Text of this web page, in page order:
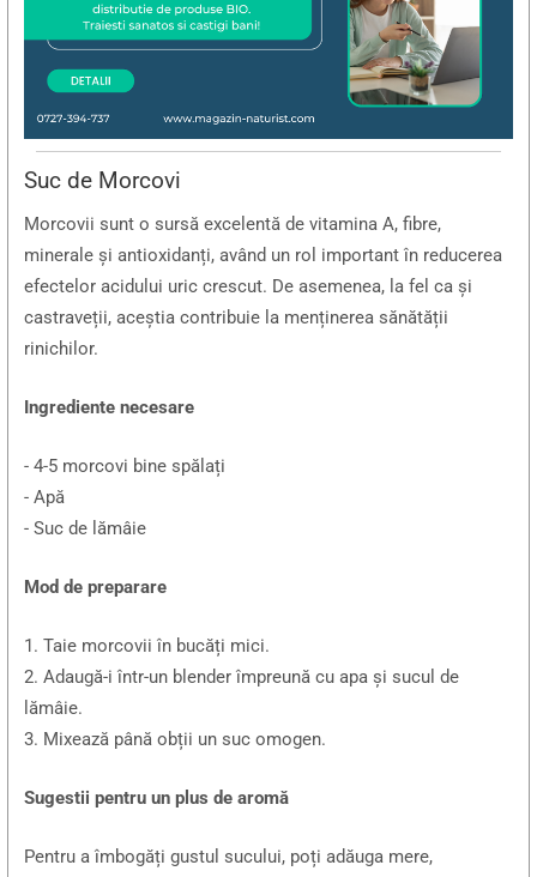
Suc de Morcovi
Morcovii sunt o sursă excelentă de vitamina A, fibre,
minerale și antioxidanți, având un rol important în reducerea
efectelor acidului uric crescut. De asemenea, la fel ca și
castraveții, aceștia contribuie la menținerea sănătății
rinichilor.
Ingrediente necesare
- 4-5 morcovi bine spălați
- Apă
- Suc de lămâie
Mod de preparare
1. Taie morcovii în bucăți mici.
2. Adaugă-i într-un blender împreună cu apa și sucul de
lămâie.
3. Mixează până obții un suc omogen.
Sugestii pentru un plus de aromă
Pentru a îmbogăți gustul sucului, poți adăuga mere,